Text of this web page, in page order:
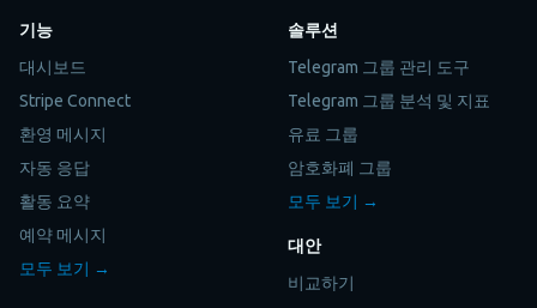
기능
대시보드
Stripe Connect
환영 메시지
자동 응답
활동 요약
예약 메시지
모두 보기 →
솔루션
Telegram 그룹 관리 도구
Telegram 그룹 분석 및 지표
유료 그룹
암호화폐 그룹
모두 보기 →
대안
비교하기